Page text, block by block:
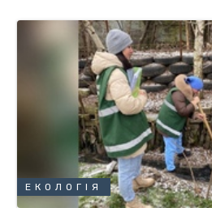
ЕКОЛОГІЯ